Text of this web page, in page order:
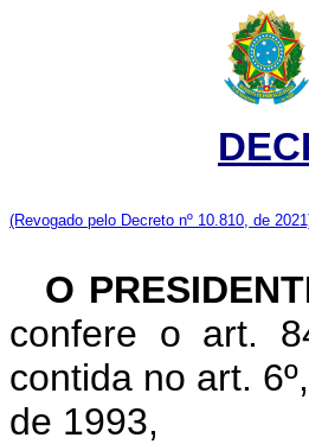
(Revogado pelo Decreto nº 10.810, de
O
confere o art.
contida no art.
de 1993,